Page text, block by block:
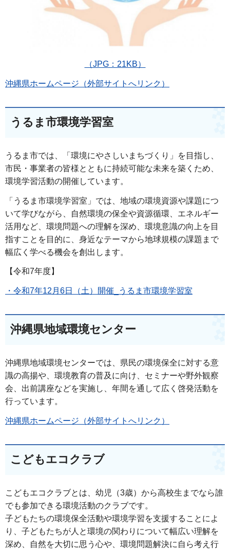
（JPG：21KB）
沖縄県ホームページ（外部サイトへリンク）
うるま市環境学習室
うるま市では、「環境にやさしいまちづくり」を目指し、
市民・事業者の皆様とともに持続可能な未来を築くため、
環境学習活動の開催しています。
「うるま市環境学習室」では、地域の環境資源や課題につ
いて学びながら、自然環境の保全や資源循環、エネルギー
活用など、環境問題への理解を深め、環境意識の向上を目
指すことを目的に、身近なテーマから地球規模の課題まで
幅広く学べる機会を創出します。
【令和7年度】
・令和7年12月6日（土）開催_うるま市環境学習室
沖縄県地域環境センター
沖縄県地域環境センターでは、県民の環境保全に対する意
識の高揚や、環境教育の普及に向け、セミナーや野外観察
会、出前講座などを実施し、年間を通して広く啓発活動を
行っています。
沖縄県ホームページ（外部サイトへリンク）
こどもエコクラブ
こどもエコクラブとは、幼児（3歳）から高校生までなら誰
でも参加できる環境活動のクラブです。
子どもたちの環境保全活動や環境学習を支援することによ
り、子どもたちが人と環境の関わりについて幅広い理解を
深め、自然を大切に思う心や、環境問題解決に自ら考え行